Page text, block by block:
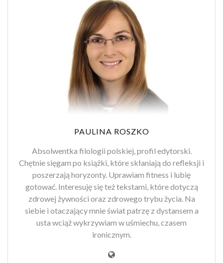
PAULINA ROSZKO
Absolwentka filologii polskiej, profil edytorski.
Chętnie sięgam po książki, które skłaniają do refleksji i
poszerzają horyzonty. Uprawiam fitness i lubię
gotować. Interesuję się też tekstami, które dotyczą
zdrowej żywności oraz zdrowego trybu życia. Na
siebie i otaczający mnie świat patrzę z dystansem a
usta wciąż wykrzywiam w uśmiechu, czasem
ironicznym.